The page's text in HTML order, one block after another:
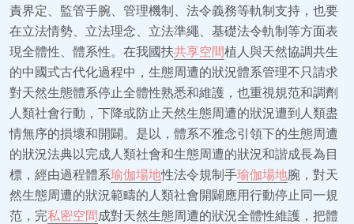
責界定、監管手腕、管理機制、法令義務等軌制支持，也要
在立法情勢、立法理念、立法準繩、基礎法令軌制等方面表
現全體性、體系性。在我國扶共享空間植人與天然協調共生
的中國式古代化過程中，生態周遭的狀況體系管理不只請求
對天然生態體系停止全體性熟悉和維護，也重視規范和調劑
人類社會行動，下降或防止天然生態周遭的狀況遭到人類盡
情無序的損壞和開闢。是以，體系不雅念引領下的生態周遭
的狀況法典以完成人類社會和生態周遭的狀況和諧成長為目
標，經由過程體系瑜伽場地性法令規制手瑜伽場地腕，對天
然生態周遭的狀況範疇的人類社會開闢應用行動停止同一規
范，完私密空間成對天然生態周遭的狀況全體性維護，把體